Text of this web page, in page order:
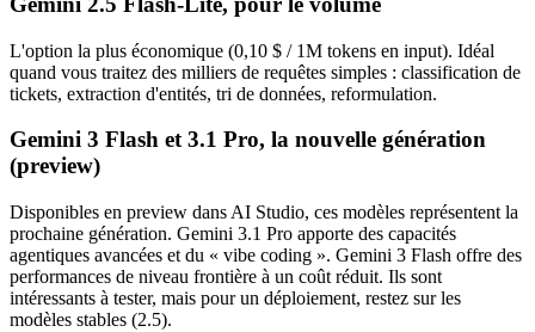
L'option la plus économique (0,10 $ / 1M tokens en input). Idéal
quand vous traitez des milliers de requêtes simples : classification de
tickets, extraction d'entités, tri de données, reformulation.
Gemini 3 Flash et 3.1 Pro, la nouvelle génération
(preview)
Disponibles en preview dans AI Studio, ces modèles représentent la
prochaine génération. Gemini 3.1 Pro apporte des capacités
agentiques avancées et du « vibe coding ». Gemini 3 Flash offre des
performances de niveau frontière à un coût réduit. Ils sont
intéressants à tester, mais pour un déploiement, restez sur les
modèles stables (2.5).